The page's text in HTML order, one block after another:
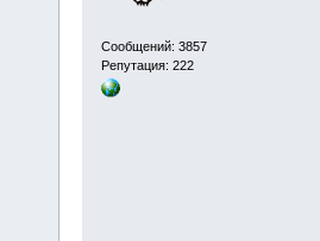
Сообщений: 3857
Репутация: 222